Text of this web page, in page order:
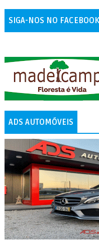
SIGA-NOS NO FACEBOOK
ADS AUTOMÓVEIS